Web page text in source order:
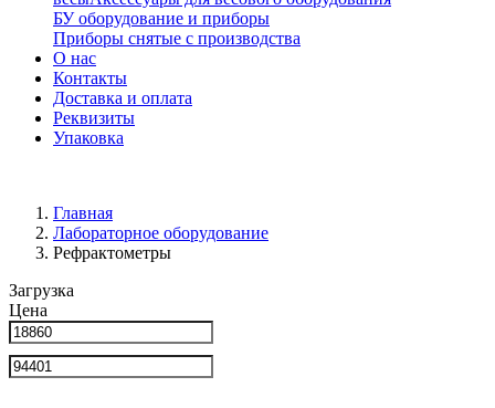
БУ оборудование и приборы
Приборы снятые с производства
О нас
Контакты
Доставка и оплата
Реквизиты
Упаковка
Главная
Лабораторное оборудование
Рефрактометры
Загрузка
Цена